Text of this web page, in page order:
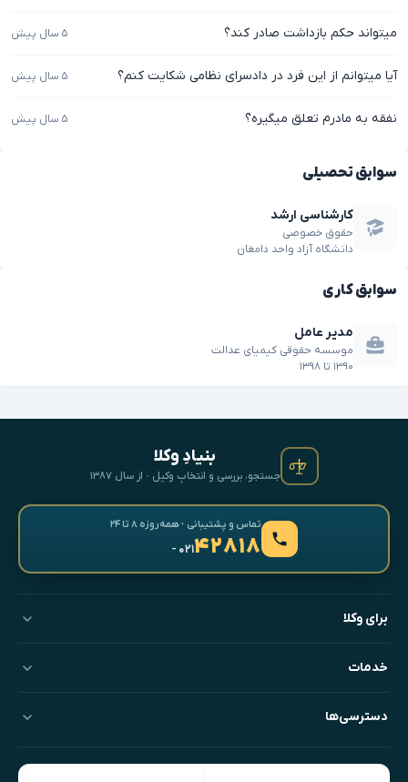
میتواند حکم بازداشت صادر کند؟ ۵ سال پیش
آیا میتوانم از این فرد در دادسرای نظامی شکایت کنم؟ ۵ سال پیش
نفقه به مادرم تعلق میگیره؟ ۵ سال پیش
سوابق تحصیلی
کارشناسی ارشد
حقوق خصوصی
دانشگاه آزاد واحد دامغان
سوابق کاری
مدیر عامل
موسسه حقوقی کیمیای عدالت
۱۳۹۰ تا ۱۳۹۸
بنیادِ وکلا
جستجو، بررسی و انتخابِ وکیل · از سال ۱۳۸۷
تماس و پشتیبانی · همه‌روزه ۸ تا ۲۴
۴۲۸۱۸- ۰۲۱
برای وکلا
خدمات
دسترسی‌ها